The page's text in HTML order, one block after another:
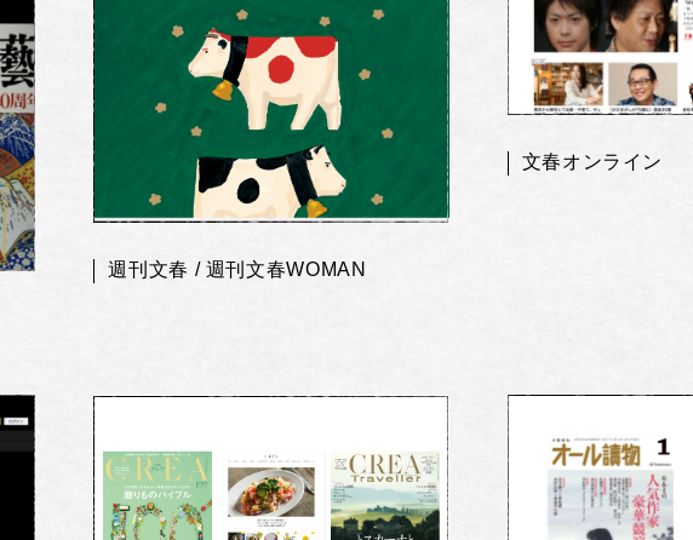
週刊文春 / 週刊文春WOMAN
文春オンライン